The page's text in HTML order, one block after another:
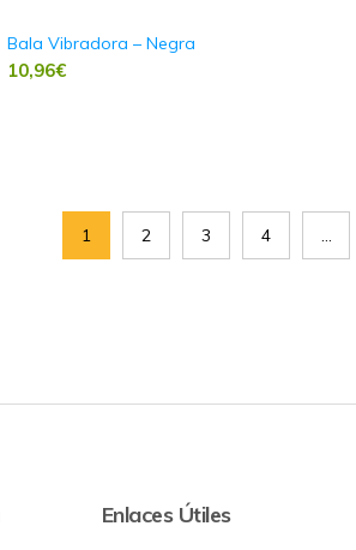
Bala Vibradora – Negra
10,96€
1 2 3 4 …
Enlaces Útiles